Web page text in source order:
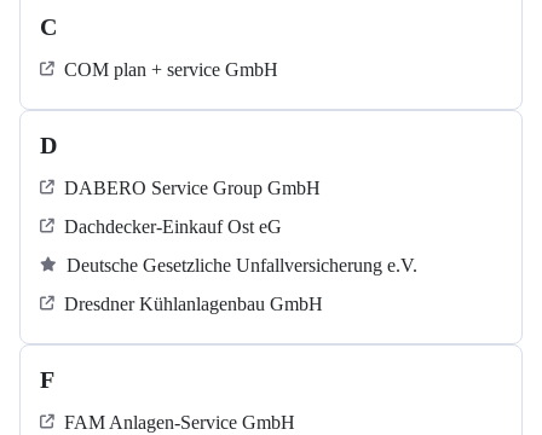
C
COM plan + service GmbH
D
DABERO Service Group GmbH
Dachdecker-Einkauf Ost eG
Deutsche Gesetzliche Unfallversicherung e.V.
Dresdner Kühlanlagenbau GmbH
F
FAM Anlagen-Service GmbH